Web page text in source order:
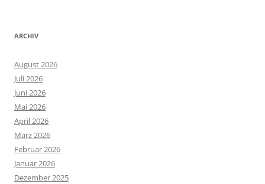
ARCHIV
August 2026
Juli 2026
Juni 2026
Mai 2026
April 2026
März 2026
Februar 2026
Januar 2026
Dezember 2025